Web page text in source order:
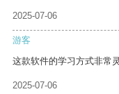
2025-07-06
游客
这款软件的学习方式非常
2025-07-06